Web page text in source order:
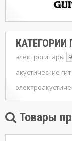
КАТЕГОРИИ
электрогитары
акустические
Товары